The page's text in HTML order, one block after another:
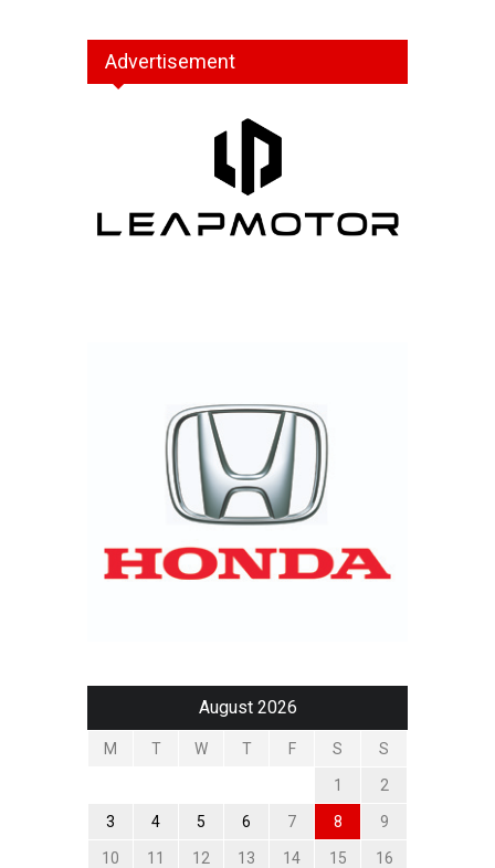
Advertisement
August 2026
M T W T F S S
1 2
3 4 5 6 7 8 9
10 11 12 13 14 15 16